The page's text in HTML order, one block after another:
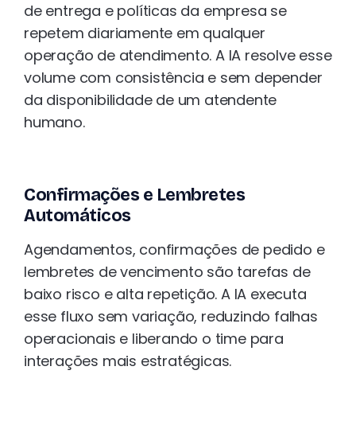
de entrega e políticas da empresa se
repetem diariamente em qualquer
operação de atendimento. A IA resolve esse
volume com consistência e sem depender
da disponibilidade de um atendente
humano.
Confirmações e Lembretes
Automáticos
Agendamentos, confirmações de pedido e
lembretes de vencimento são tarefas de
baixo risco e alta repetição. A IA executa
esse fluxo sem variação, reduzindo falhas
operacionais e liberando o time para
interações mais estratégicas.